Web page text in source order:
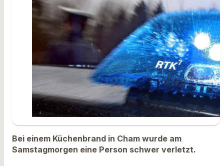
Bei einem Küchenbrand in Cham wurde am
Samstagmorgen eine Person schwer verletzt.